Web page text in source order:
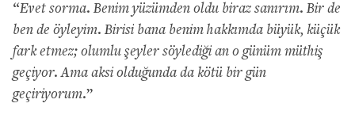
“Evet sorma. Benim yüzümden oldu biraz sanırım. Bir de
ben de öyleyim. Birisi bana benim hakkımda büyük, küçük
fark etmez; olumlu şeyler söylediği an o günüm müthiş
geçiyor. Ama aksi olduğunda da kötü bir gün
geçiriyorum.”